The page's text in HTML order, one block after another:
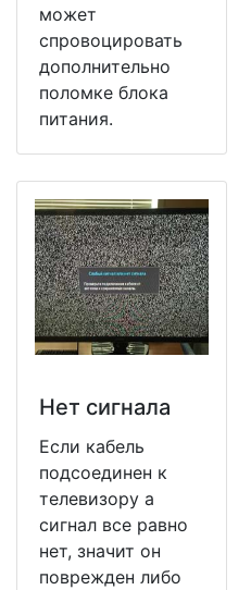
может
спровоцировать
дополнительно
поломке блока
питания.
Нет сигнала
Если кабель
подсоединен к
телевизору а
сигнал все равно
нет, значит он
поврежден либо